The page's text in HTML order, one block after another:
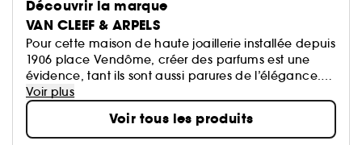
Découvrir la marque
VAN CLEEF & ARPELS
Pour cette maison de haute joaillerie installée depuis
1906 place Vendôme, créer des parfums est une
évidence, tant ils sont aussi parures de l’élégance.
La fragrance se pose comme un bijou, au creux
d’un poignet, près du lobe d’une oreille, autour du
cou : joyau olfactif par excellence.
Voir plus
Voir tous les produits